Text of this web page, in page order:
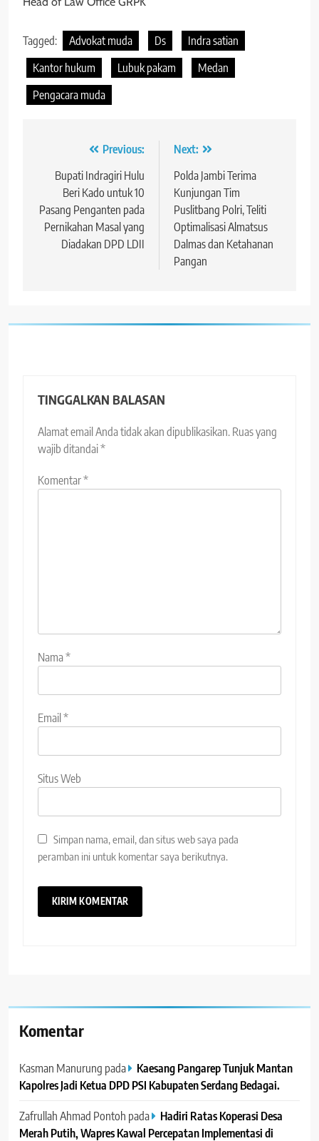
Tagged: Advokat muda Ds
Indra satian
Kantor hukum
Lubuk pakam
Medan
Pengacara muda
Navigasi
pos
Previous:
Bupati Indragiri Hulu
Beri Kado untuk 10
Pasang Penganten pada
Pernikahan Masal yang
Diadakan DPD LDII
Next:
Polda Jambi Terima
Kunjungan Tim
Puslitbang Polri, Teliti
Optimalisasi Almatsus
Dalmas dan Ketahanan
Pangan
TINGGALKAN BALASAN
Alamat email Anda tidak akan dipublikasikan. Ruas yang
wajib ditandai*
Komentar*
Nama*
Email*
Situs Web
Simpan nama, email, dan situs web saya pada
peramban ini untuk komentar saya berikutnya.
Komentar
Kasman Manurung pada
Kaesang Pangarep Tunjuk Mantan
Kapolres Jadi Ketua DPD PSI Kabupaten Serdang Bedagai. ‎ ‎
Zafrullah Ahmad Pontoh pada
Hadiri Ratas Koperasi Desa
Merah Putih, Wapres Kawal Percepatan Implementasi di